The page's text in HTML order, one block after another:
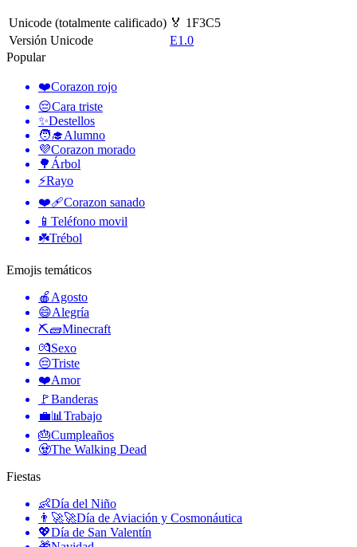
Unicode (totalmente calificado) 🏅 1F3C5
Versión Unicode
E1.0
Popular
❤️Corazon rojo
😔Cara triste
✨Destellos
🧑‍🎓Alumno
💜Corazon morado
🌳 Árbol
⚡Rayo
❤️‍🩹Corazon sanado
📱 Teléfono movil
☘️Trébol
Emojis temáticos
🍎 Agosto
😄Alegría
⛏🧱Minecraft
💏Sexo
😔Triste
❤️Amor
🚩Banderas
💼📊 Trabajo
🎂Cumpleaños
🧟The Walking Dead
Fiestas
👶Día del Niño
👨‍🚀🚀Día de Aviación y Cosmonáutica
💖Día de San Valentín